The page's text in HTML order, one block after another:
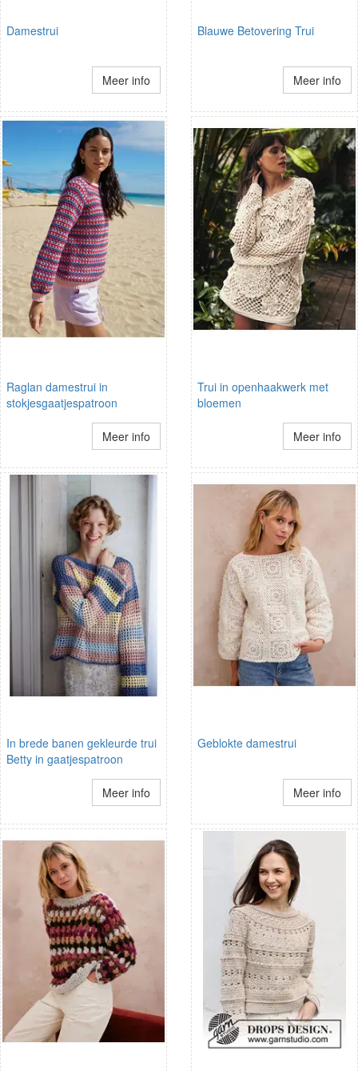
Damestrui
Meer info
Blauwe Betovering Trui
Meer info
Raglan damestrui in
stokjesgaatjespatroon
Meer info
Trui in openhaakwerk met
bloemen
Meer info
In brede banen gekleurde trui
Betty in gaatjespatroon
Meer info
Geblokte damestrui
Meer info